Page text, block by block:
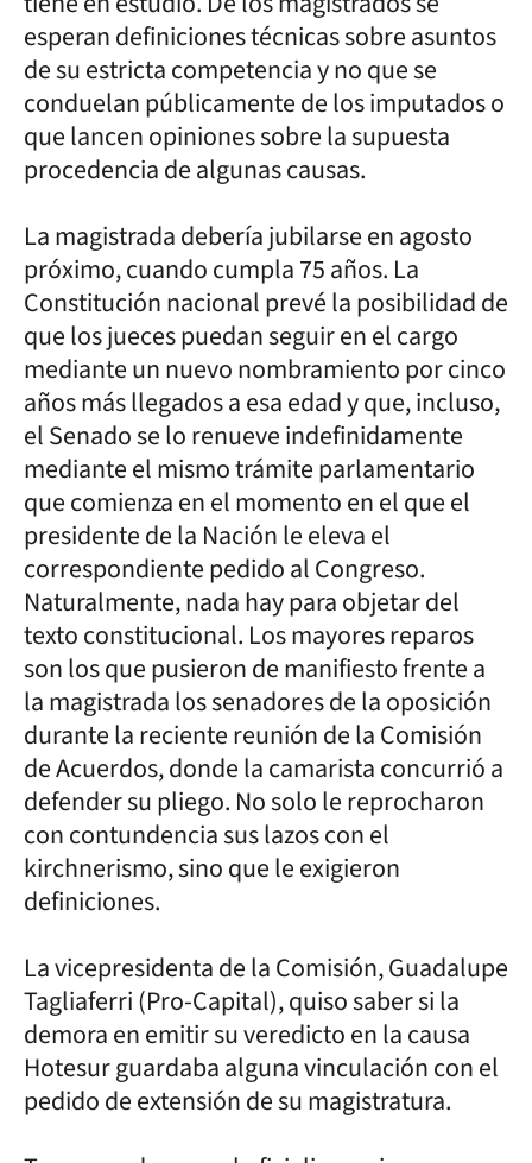
esperan definiciones técnicas sobre asuntos
de su estricta competencia y no que se
conduelan públicamente de los imputados o
que lancen opiniones sobre la supuesta
procedencia de algunas causas.
La magistrada debería jubilarse en agosto
próximo, cuando cumpla 75 años. La
Constitución nacional prevé la posibilidad de
que los jueces puedan seguir en el cargo
mediante un nuevo nombramiento por cinco
años más llegados a esa edad y que, incluso,
el Senado se lo renueve indefinidamente
mediante el mismo trámite parlamentario
que comienza en el momento en el que el
presidente de la Nación le eleva el
correspondiente pedido al Congreso.
Naturalmente, nada hay para objetar del
texto constitucional. Los mayores reparos
son los que pusieron de manifiesto frente a
la magistrada los senadores de la oposición
durante la reciente reunión de la Comisión
de Acuerdos, donde la camarista concurrió a
defender su pliego. No solo le reprocharon
con contundencia sus lazos con el
kirchnerismo, sino que le exigieron
definiciones.
La vicepresidenta de la Comisión, Guadalupe
Tagliaferri (Pro-Capital), quiso saber si la
demora en emitir su veredicto en la causa
Hotesur guardaba alguna vinculación con el
pedido de extensión de su magistratura.